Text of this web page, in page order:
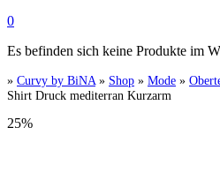
0
Es befinden sich keine Produkte im
» Curvy by BiNA » Shop » Mode »
Shirt Druck mediterran Kurzarm
25%